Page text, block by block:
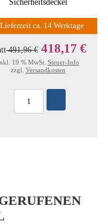
Lieferzeit ca. 14 Werktage
491,96 € 418,17 €
19 % MwSt. Steuer-Info
zzgl. Versandkosten